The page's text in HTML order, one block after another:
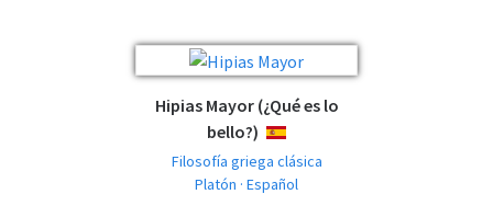
Hipias Mayor (¿Qué es lo
bello?)
ESPAÑOL
Filosofía griega clásica
Platón · Español